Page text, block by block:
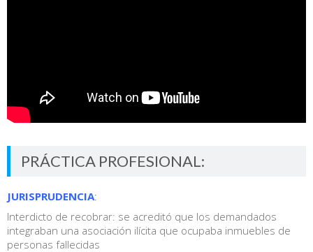
PRÁCTICA PROFESIONAL:
JURISPRUDENCIA:
Interdicto de recobrar: se acreditó que los demandados
integraban una asociación ilícita que ocupaba inmuebles de
personas fallecidas